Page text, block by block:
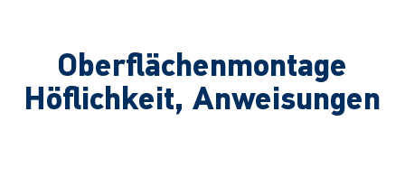
Oberflächenmontage
Höflichkeit, Anweisungen